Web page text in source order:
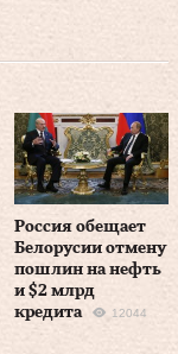
Россия обещает
Белорусии отмену
пошлин на нефть
и $2 млрд
кредита
12044